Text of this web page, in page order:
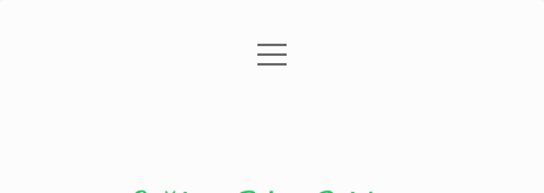
Gizlilik Politikası
menüyü